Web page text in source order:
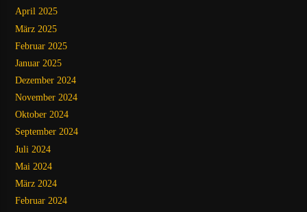
April 2025
März 2025
Februar 2025
Januar 2025
Dezember 2024
November 2024
Oktober 2024
September 2024
Juli 2024
Mai 2024
März 2024
Februar 2024